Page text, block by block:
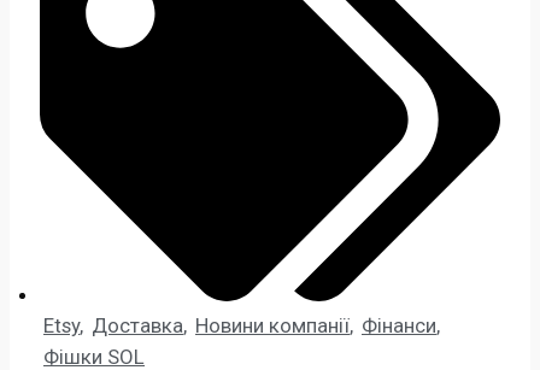
Etsy, Доставка, Новини компанії, Фінанси,
Фішки SOL